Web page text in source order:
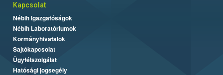
Kapcsolat
Nébih Igazgatóságok
Nébih Laboratóriumok
Kormányhivatalok
Sajtókapcsolat
Ügyfélszolgálat
Hatósági jogsegély